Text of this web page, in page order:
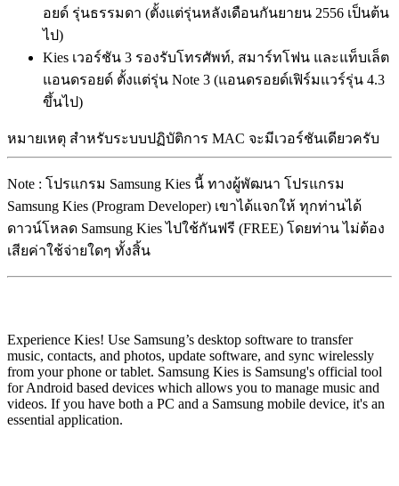
อยด์ รุ่นธรรมดา (ตั้งแต่รุ่นหลังเดือนกันยายน 2556 เป็นต้น
ไป)
Kies เวอร์ชัน 3 รองรับโทรศัพท์, สมาร์ทโฟน และแท็บเล็ต
แอนดรอยด์ ตั้งแต่รุ่น Note 3 (แอนดรอยด์เฟิร์มแวร์รุ่น 4.3
ขึ้นไป)
หมายเหตุ สำหรับระบบปฏิบัติการ MAC จะมีเวอร์ชันเดียวครับ
Note : โปรแกรม Samsung Kies นี้ ทางผู้พัฒนา โปรแกรม
Samsung Kies (Program Developer) เขาได้แจกให้ ทุกท่านได้
ดาวน์โหลด Samsung Kies ไปใช้กันฟรี (FREE) โดยท่าน ไม่ต้อง
เสียค่าใช้จ่ายใดๆ ทั้งสิ้น
Experience Kies! Use Samsung’s desktop software to transfer
music, contacts, and photos, update software, and sync wirelessly
from your phone or tablet. Samsung Kies is Samsung's official tool
for Android based devices which allows you to manage music and
videos. If you have both a PC and a Samsung mobile device, it's an
essential application.